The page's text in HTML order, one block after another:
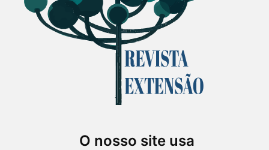
O nosso site usa